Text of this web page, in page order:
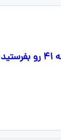
سلام میشه شعر